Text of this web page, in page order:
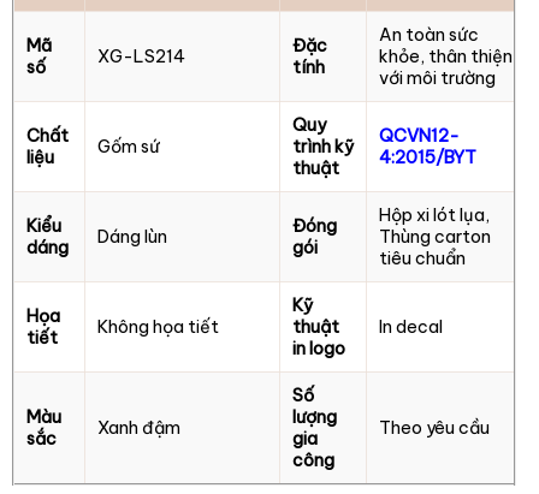
Mã
số
XG-LS214
Đặc
tính
An toàn sức
khỏe, thân thiện
với môi trường
Chất
liệu
Gốm sứ
Quy
trình kỹ
thuật
QCVN12-
4:2015/BYT
Kiểu
dáng
Dáng lùn
Đóng
gói
Hộp xi lót lụa,
Thùng carton
tiêu chuẩn
Họa
tiết
Không họa tiết
Kỹ
thuật
in logo
In decal
Màu
sắc
Xanh đậm
Số
lượng
gia
công
Theo yêu cầu